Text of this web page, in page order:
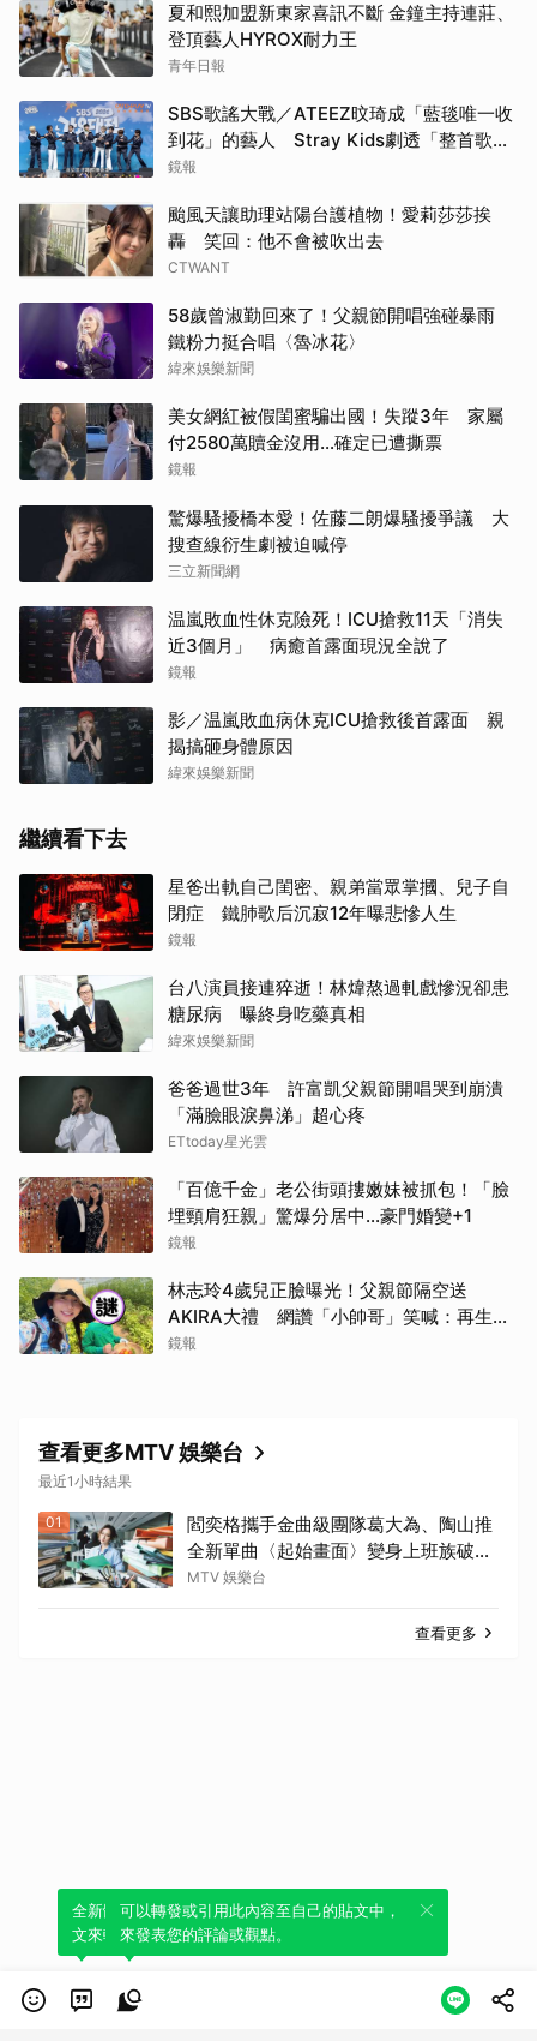
夏和熙加盟新東家喜訊不斷 金鐘主持連莊、
登頂藝人HYROX耐力王
青年日報
SBS歌謠大戰／ATEEZ旼琦成「藍毯唯一收
到花」的藝人 Stray Kids劇透「整首歌名
講出來」嚇到主持人
鏡報
颱風天讓助理站陽台護植物！愛莉莎莎挨
轟 笑回：他不會被吹出去
CTWANT
58歲曾淑勤回來了！父親節開唱強碰暴雨
鐵粉力挺合唱〈魯冰花〉
緯來娛樂新聞
美女網紅被假閨蜜騙出國！失蹤3年 家屬
付2580萬贖金沒用…確定已遭撕票
鏡報
驚爆騷擾橋本愛！佐藤二朗爆騷擾爭議 大
搜查線衍生劇被迫喊停
三立新聞網
温嵐敗血性休克險死！ICU搶救11天「消失
近3個月」 病癒首露面現況全說了
鏡報
影／温嵐敗血病休克ICU搶救後首露面 親
揭搞砸身體原因
緯來娛樂新聞
繼續看下去
星爸出軌自己閨密、親弟當眾掌摑、兒子自
閉症 鐵肺歌后沉寂12年曝悲慘人生
鏡報
台八演員接連猝逝！林煒熬過軋戲慘況卻患
糖尿病 曝終身吃藥真相
緯來娛樂新聞
爸爸過世3年 許富凱父親節開唱哭到崩潰
「滿臉眼淚鼻涕」超心疼
ETtoday星光雲
「百億千金」老公街頭摟嫩妹被抓包！「臉
埋頸肩狂親」驚爆分居中...豪門婚變+1
鏡報
林志玲4歲兒正臉曝光！父親節隔空送
AKIRA大禮 網讚「小帥哥」笑喊：再生一
個
鏡報
查看更多MTV 娛樂台
最近1小時結果
01
閻奕格攜手金曲級團隊葛大為、陶山推
全新單曲〈起始畫面〉變身上班族破關
冒險
MTV 娛樂台
查看更多
全新體驗！一鍵引用此內容，透過發布貼
文來輕鬆表達個人立場。
可以轉發或引用此內容至自己的貼文中，
來發表您的評論或觀點。